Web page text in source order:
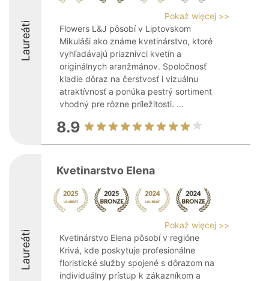
Laureáti
Pokaż więcej >>
Flowers L&J pôsobí v Liptovskom
Mikuláši ako známe kvetinárstvo, ktoré
vyhľadávajú priaznivci kvetín a
originálnych aranžmánov. Spoločnosť
kladie dôraz na čerstvosť i vizuálnu
atraktívnosť a ponúka pestrý sortiment
vhodný pre rôzne príležitosti. ...
8.9
Laureáti
Kvetinarstvo Elena
Pokaż więcej >>
Kvetinárstvo Elena pôsobí v regióne
Krivá, kde poskytuje profesionálne
floristické služby spojené s dôrazom na
individuálny prístup k zákazníkom a